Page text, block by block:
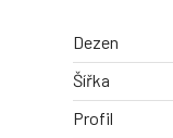
Dezen
Šířka
Profil